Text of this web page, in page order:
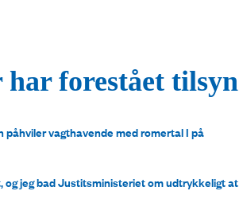
forestået tilsyn
vagthavende med romertal I på
jeg bad Justitsministeriet om udtrykkeligt at